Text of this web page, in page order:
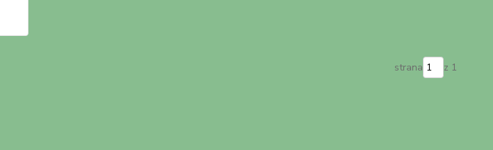
strana z 1